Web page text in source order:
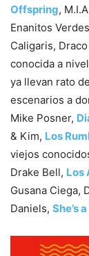
Offspring,
Enanitos
Caligaris,
conocida a
ya llevan rato
escenarios a
Mike Posner,
& Kim, Los
viejos
Drake Bell, Los
Gusana Ciega,
Daniels, She’s